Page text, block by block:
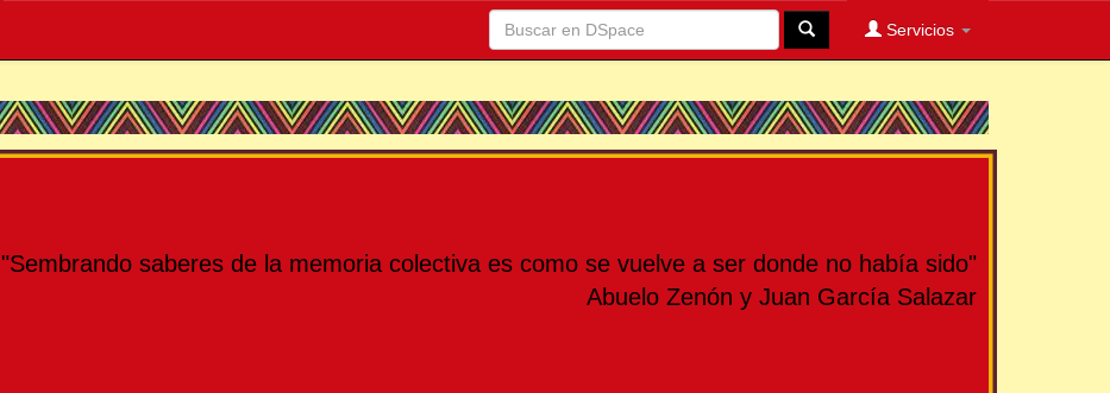
Servicios
"Sembrando saberes de la memoria colectiva es como se vuelve a ser donde no había sido"
Abuelo Zenón y Juan García Salazar